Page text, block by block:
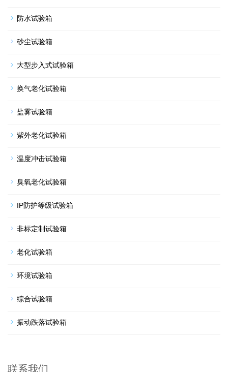
防水试验箱
砂尘试验箱
大型步入式试验箱
换气老化试验箱
盐雾试验箱
紫外老化试验箱
温度冲击试验箱
臭氧老化试验箱
IP防护等级试验箱
非标定制试验箱
老化试验箱
环境试验箱
综合试验箱
振动跌落试验箱
联系我们